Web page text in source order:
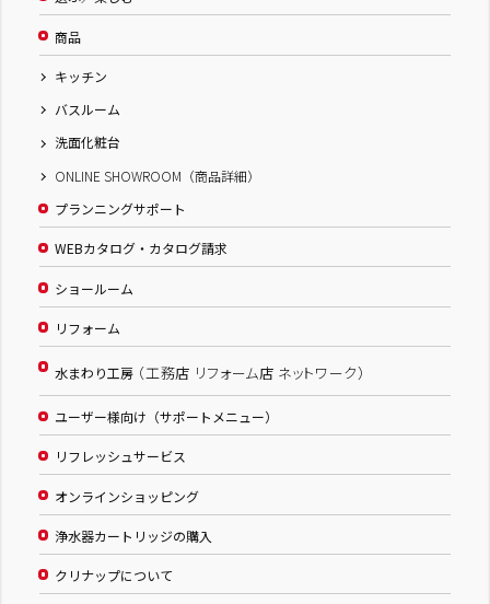
商品
キッチン
バスルーム
洗面化粧台
ONLINE SHOWROOM（商品詳細）
プランニングサポート
WEBカタログ・カタログ請求
ショールーム
リフォーム
水まわり工房 （工務店 リフォーム店 ネットワーク）
ユーザー様向け（サポートメニュー）
リフレッシュサービス
オンラインショッピング
浄水器カートリッジの購入
クリナップについて